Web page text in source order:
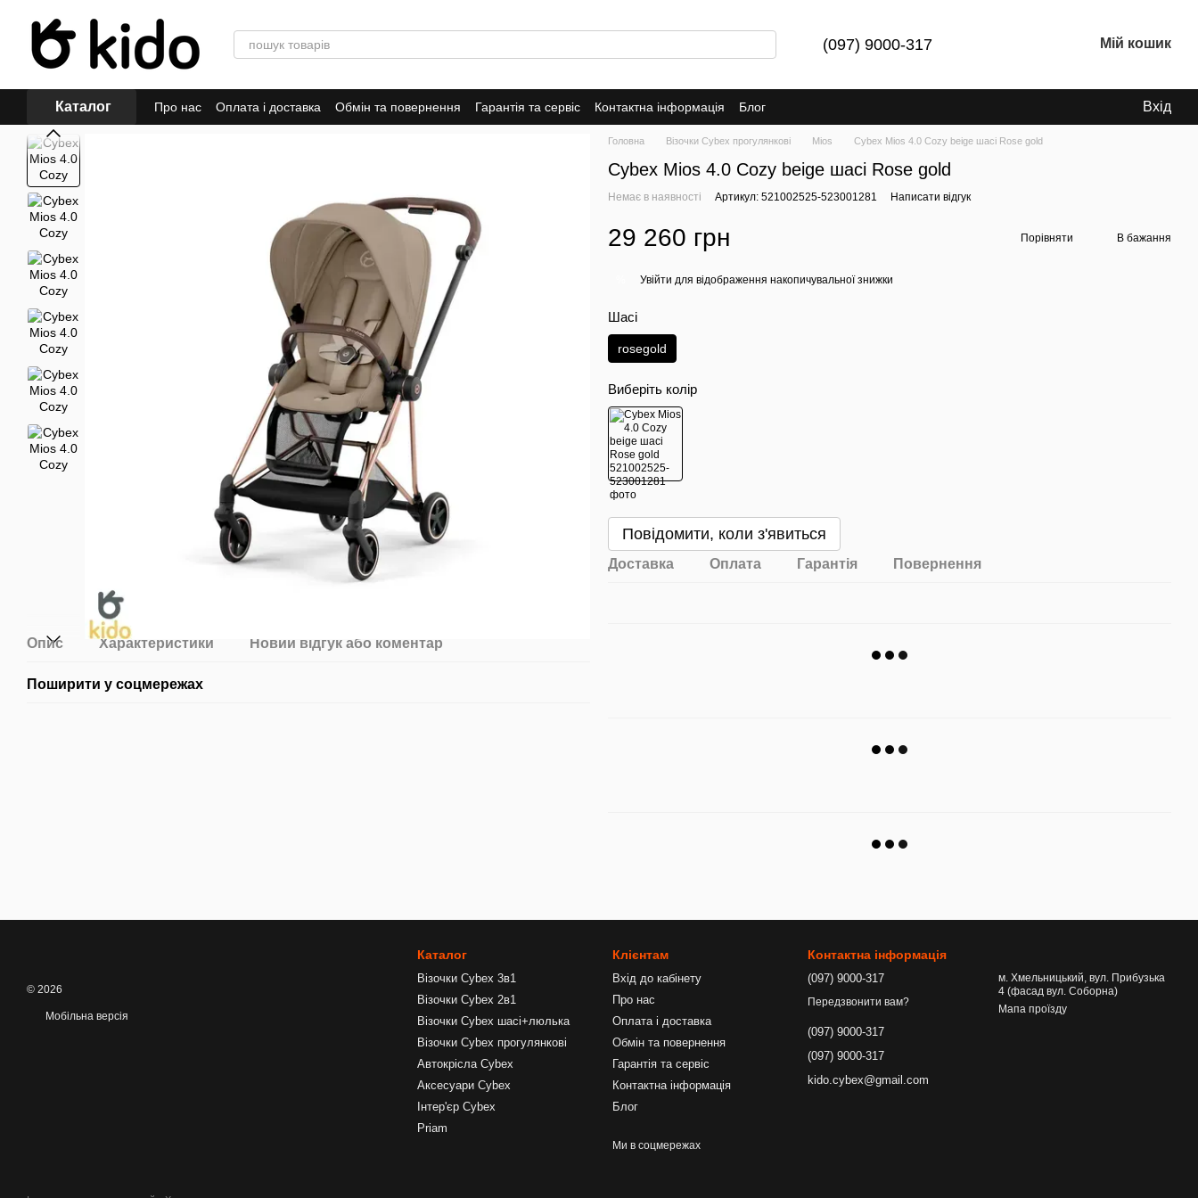
(097) 9000-317 Мій кошик
Каталог Про нас Оплата і доставка Обмін та повернення Гарантія та сервіс Контактна інформація Блог Вхід
Опис Характеристики Новий відгук або коментар
Поширити у соцмережах
Головна Візочки Cybex прогулянкові Mios Cybex Mios 4.0 Cozy beige шасі Rose gold
Cybex Mios 4.0 Cozy beige шасі Rose gold
Немає в наявності Артикул: 521002525-523001281 Написати відгук
29 260 грн Порівняти В бажання
Увійти для відображення накопичувальної знижки
Шасі
rosegold
Виберіть колір
Повідомити, коли з'явиться
Доставка Оплата Гарантія Повернення
© 2026
Мобільна версія
Каталог
Візочки Cybex 3в1
Візочки Cybex 2в1
Візочки Cybex шасі+люлька
Візочки Cybex прогулянкові
Автокрісла Cybex
Аксесуари Cybex
Інтер'єр Cybex
Priam
Клієнтам
Вхід до кабінету
Про нас
Оплата і доставка
Обмін та повернення
Гарантія та сервіс
Контактна інформація
Блог
Ми в соцмережах
Контактна інформація
(097) 9000-317
Передзвонити вам?
(097) 9000-317
(097) 9000-317
kido.cybex@gmail.com
м. Хмельницький, вул. Прибузька
4 (фасад вул. Соборна)
Мапа проїзду